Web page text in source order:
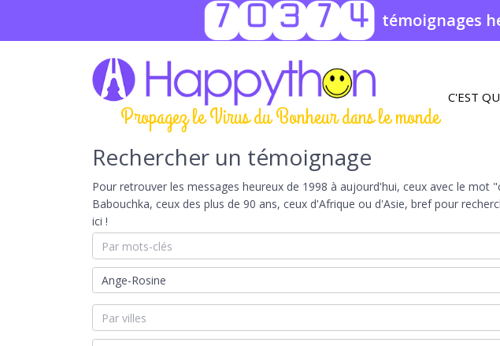
70374 témoignages
Propagez le Virus du Bonheur dans le monde
C'EST
Rechercher un témoignage
Pour retrouver les messages heureux de 1998 à aujourd'hui, ceux avec le
Babouchka, ceux des plus de 90 ans, ceux d'Afrique ou d'Asie, bref pour
ici !